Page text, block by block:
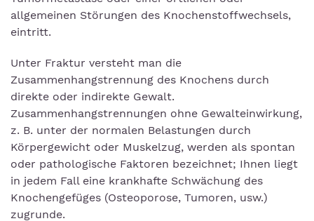
allgemeinen Störungen des Knochenstoffwechsels,
eintritt.
Unter Fraktur versteht man die
Zusammenhangstrennung des Knochens durch
direkte oder indirekte Gewalt.
Zusammenhangstrennungen ohne Gewalteinwirkung,
z. B. unter der normalen Belastungen durch
Körpergewicht oder Muskelzug, werden als spontan
oder pathologische Faktoren bezeichnet; Ihnen liegt
in jedem Fall eine krankhafte Schwächung des
Knochengefüges (Osteoporose, Tumoren, usw.)
zugrunde.